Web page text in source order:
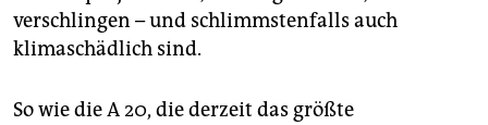
verschlingen – und schlimmstenfalls auch
klimaschädlich sind.
So wie die A 20, die derzeit das größte